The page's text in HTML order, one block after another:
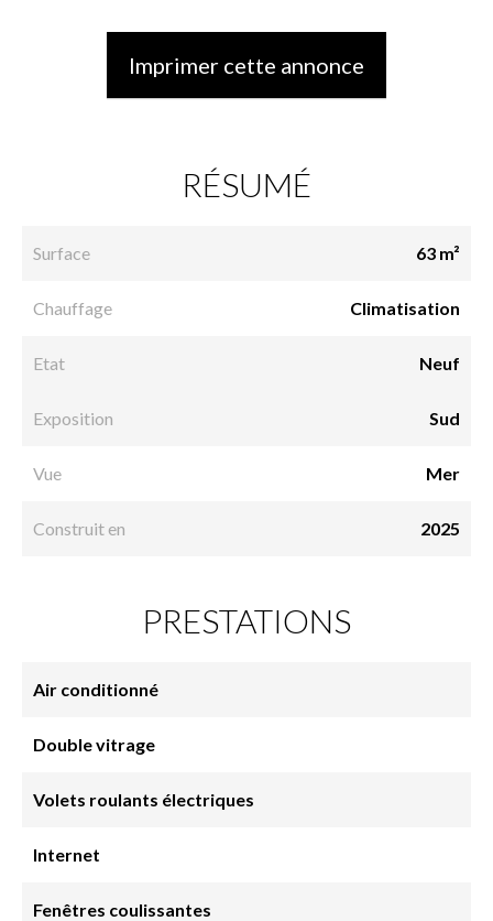
Imprimer cette annonce
RÉSUMÉ
Surface 63 m²
Chauffage Climatisation
Etat Neuf
Exposition Sud
Vue Mer
Construit en 2025
PRESTATIONS
Air conditionné
Double vitrage
Volets roulants électriques
Internet
Fenêtres coulissantes